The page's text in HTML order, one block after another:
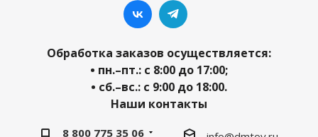
Обработка заказов осуществляется:
• пн.–пт.: с 8:00 до 17:00;
• сб.–вс.: с 9:00 до 18:00.
Наши контакты
8 800 775 35 06